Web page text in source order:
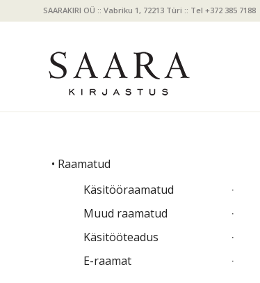
SAARAKIRI OÜ :: Vabriku 1, 72213 Türi :: Tel +372 385 7188
• Raamatud
Käsitööraamatud
Muud raamatud
Käsitööteadus
E-raamat